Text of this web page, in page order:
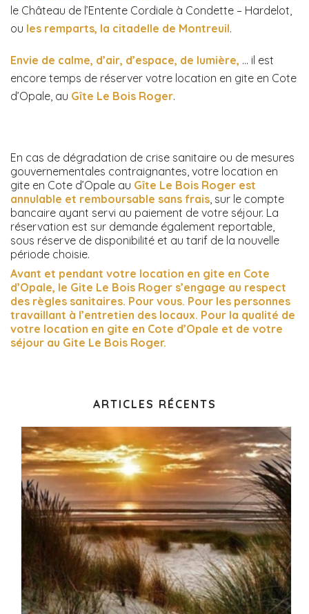
le Château de l’Entente Cordiale à Condette – Hardelot,
ou les remparts, la citadelle de Montreuil.
Envie de calme, d’air, d’espace, de lumière, … il est
encore temps de réserver votre location en gite en Cote
d’Opale, au Gîte Le Bois Roger.
En cas de dégradation de crise sanitaire ou de mesures
gouvernementales contraignantes, votre location en
gite en Cote d’Opale au Gîte Le Bois Roger est
annulable et remboursable sans frais, sur le compte
bancaire ayant servi au paiement de votre séjour. La
réservation est sur demande également reportable,
sous réserve de disponibilité et au tarif de la nouvelle
période choisie.
Avant et pendant votre location en gite en Cote
d’Opale, le Gite Le Bois Roger s’engage au respect
des règles sanitaires. Pour vous. Pour les personnes
travaillant à l’entretien des locaux. Pour la qualité de
votre location en gite en Cote d’Opale et de votre
séjour au Gite Le Bois Roger.
ARTICLES RÉCENTS